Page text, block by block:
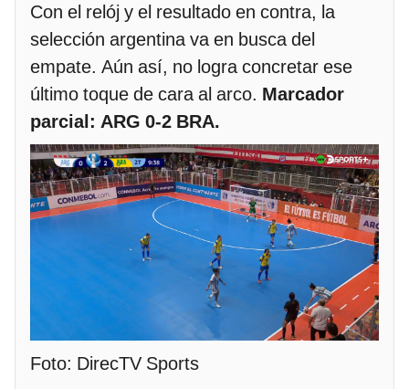
Con el relój y el resultado en contra, la
selección argentina va en busca del
empate. Aún así, no logra concretar ese
último toque de cara al arco. Marcador
parcial: ARG 0-2 BRA.
Foto: DirecTV Sports